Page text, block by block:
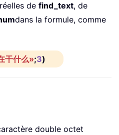
de find_text, de
dans la formule, comme
干什么»;3)
double octet